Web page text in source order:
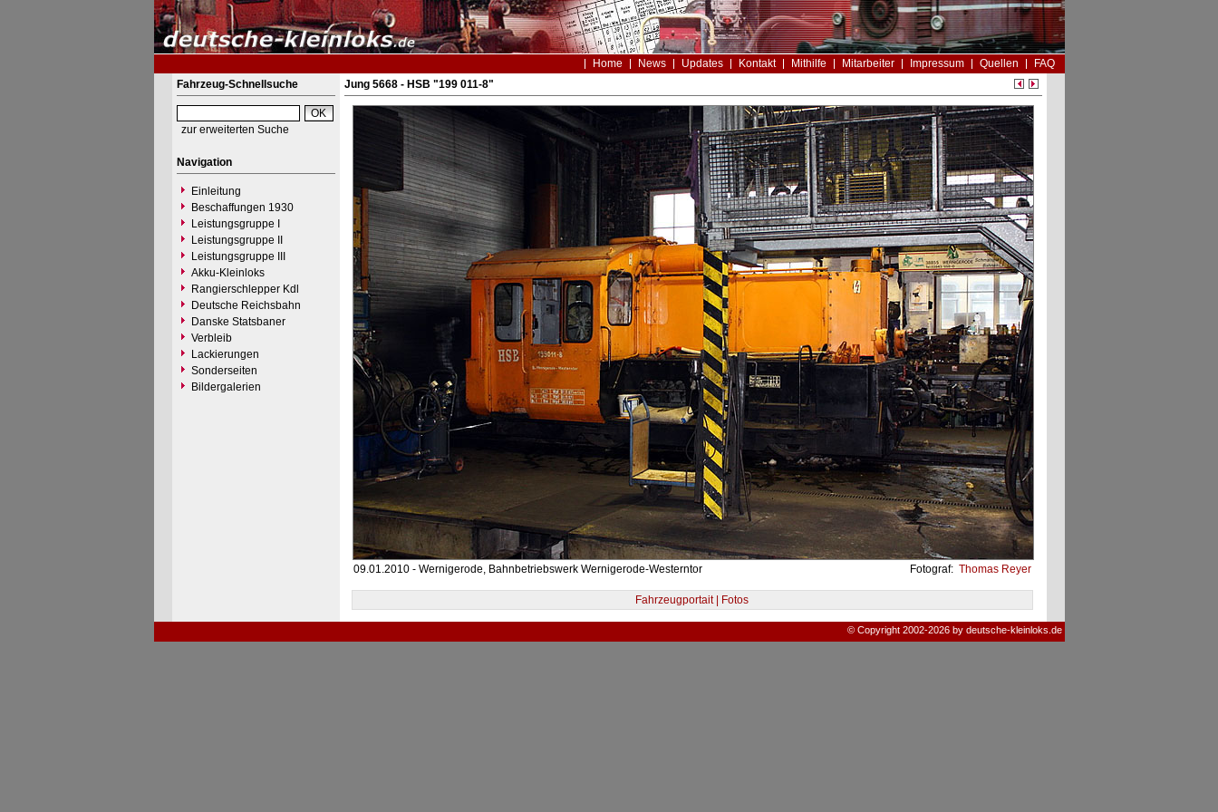
Home News Updates Kontakt Mithilfe Mitarbeiter Impressum Quellen
FAQ
Fahrzeug-Schnellsuche
zur erweiterten Suche
Navigation
Einleitung
Beschaffungen 1930
Leistungsgruppe I
Leistungsgruppe II
Leistungsgruppe III
Akku-Kleinloks
Rangierschlepper Kdl
Deutsche Reichsbahn
Danske Statsbaner
Verbleib
Lackierungen
Sonderseiten
Bildergalerien
Jung 5668 - HSB "199 011-8"
09.01.2010 - Wernigerode, Bahnbetriebswerk Wernigerode-Westerntor Fotograf: Thomas Reyer
Fahrzeugportait | Fotos
© Copyright 2002-2026 by deutsche-kleinloks.de